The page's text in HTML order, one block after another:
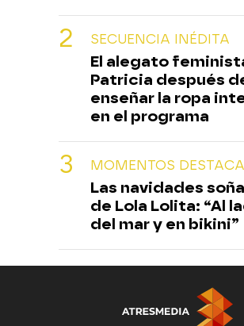
SECUENCIA INÉDITA
El alegato
Patricia después
enseñar la ropa
en el programa
MOMENTOS
Las navidades
de Lola Lolita: “Al
del mar y en bikini”